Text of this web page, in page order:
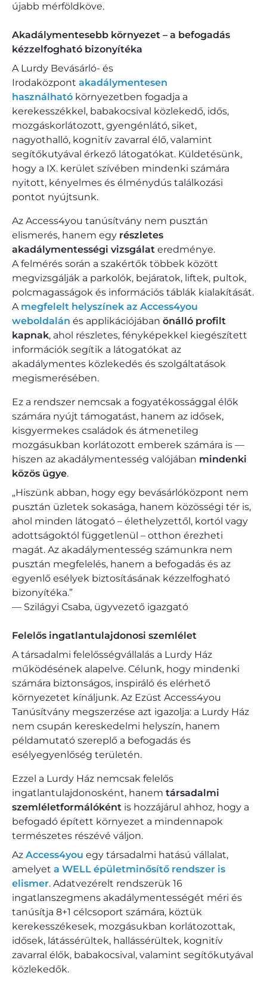
újabb mérföldköve.​
Akadálymentesebb környezet – a befogadás
kézzelfogható bizonyítéka
A Lurdy Bevásárló- és
Irodaközpont akadálymentesen
használható környezetben fogadja a
kerekesszékkel, babakocsival közlekedő, idős,
mozgáskorlátozott, gyengénlátó, siket,
nagyothalló, kognitív zavarral élő, valamint
segítőkutyával érkező látogatókat. Küldetésünk,
hogy a IX. kerület szívében mindenki számára
nyitott, kényelmes és élménydús találkozási
pontot nyújtsunk.​
Az Access4you tanúsítvány nem pusztán
elismerés, hanem egy részletes
akadálymentességi vizsgálat eredménye.
A felmérés során a szakértők többek között
megvizsgálják a parkolók, bejáratok, liftek, pultok,
polcmagasságok és információs táblák kialakítását.
A megfelelt helyszínek az Access4you
weboldalán és applikációjában önálló profilt
kapnak, ahol részletes, fényképekkel kiegészített
információk segítik a látogatókat az
akadálymentes közlekedés és szolgáltatások
megismerésében.
Ez a rendszer nemcsak a fogyatékossággal élők
számára nyújt támogatást, hanem az idősek,
kisgyermekes családok és átmenetileg
mozgásukban korlátozott emberek számára is —
hiszen az akadálymentesség valójában mindenki
közös ügye.
„Hiszünk abban, hogy egy bevásárlóközpont nem
pusztán üzletek sokasága, hanem közösségi tér is,
ahol minden látogató – élethelyzettől, kortól vagy
adottságoktól függetlenül – otthon érezheti
magát. Az akadálymentesség számunkra nem
pusztán megfelelés, hanem a befogadás és az
egyenlő esélyek biztosításának kézzelfogható
bizonyítéka.”
— Szilágyi Csaba, ügyvezető igazgató
Felelős ingatlantulajdonosi szemlélet
A társadalmi felelősségvállalás a Lurdy Ház
működésének alapelve. Célunk, hogy mindenki
számára biztonságos, inspiráló és elérhető
környezetet kínáljunk. Az Ezüst Access4you
Tanúsítvány megszerzése azt igazolja: a Lurdy Ház
nem csupán kereskedelmi helyszín, hanem
példamutató szereplő a befogadás és
esélyegyenlőség területén.​
Ezzel a Lurdy Ház nemcsak felelős
ingatlantulajdonosként, hanem társadalmi
szemléletformálóként is hozzájárul ahhoz, hogy a
befogadó épített környezet a mindennapok
természetes részévé váljon.
Az Access4you egy társadalmi hatású vállalat,
amelyet a WELL épületminősítő rendszer is
elismer. Adatvezérelt rendszerük 16
ingatlanszegmens akadálymentességét méri és
tanúsítja 8+1 célcsoport számára, köztük
kerekesszékesek, mozgásukban korlátozottak,
idősek, látássérültek, hallássérültek, kognitív
zavarral élők, babakocsival, valamint segítőkutyával
közlekedők.​